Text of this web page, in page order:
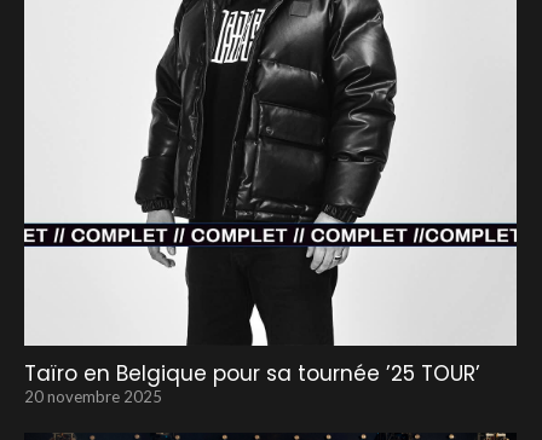
Taïro en Belgique pour sa tournée ’25 TOUR’
20 novembre 2025